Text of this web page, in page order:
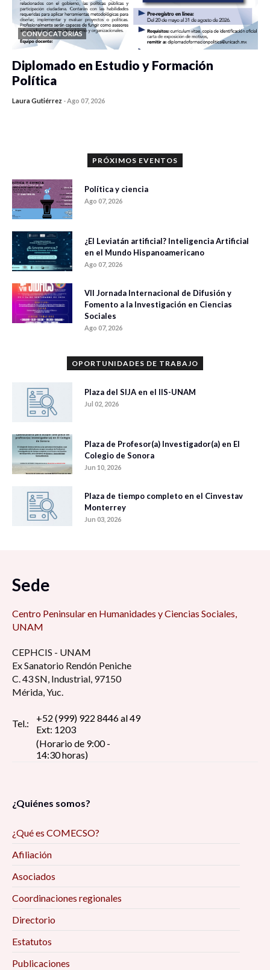
CONVOCATORIAS
Diplomado en Estudio y Formación
Política
Laura Gutiérrez -Ago 07, 2026
PRÓXIMOS EVENTOS
Política y ciencia
Ago 07, 2026
¿El Leviatán artificial? Inteligencia Artificial
en el Mundo Hispanoamericano
Ago 07, 2026
VII Jornada Internacional de Difusión y
Fomento a la Investigación en Ciencias
Sociales
Ago 07, 2026
OPORTUNIDADES DE TRABAJO
Plaza del SIJA en el IIS-UNAM
Jul 02, 2026
Plaza de Profesor(a) Investigador(a) en El
Colegio de Sonora
Jun 10, 2026
Plaza de tiempo completo en el Cinvestav
Monterrey
Jun 03, 2026
Sede
Centro Peninsular en Humanidades y Ciencias Sociales,
UNAM
CEPHCIS - UNAM
Ex Sanatorio Rendón Peniche
C. 43 SN, Industrial, 97150
Mérida, Yuc.
Tel.:
+52 (999) 922 8446 al 49
Ext: 1203
(Horario de 9:00 -
14:30 horas)
¿Quiénes somos?
¿Qué es COMECSO?
Afiliación
Asociados
Coordinaciones regionales
Directorio
Estatutos
Publicaciones